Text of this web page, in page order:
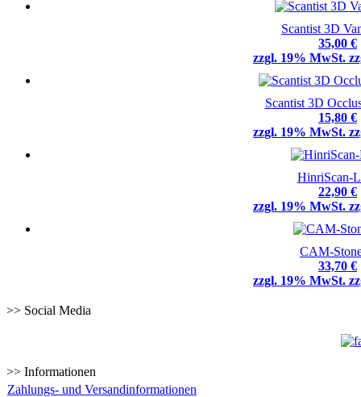
Scantist 3D
35,00 €
zzgl. 19% MwSt.
Scantist 3D
15,80 €
zzgl. 19% MwSt.
HinriScan-
22,90 €
zzgl. 19% MwSt.
CAM-
33,70 €
zzgl. 19% MwSt.
>> Social Media
>> Informationen
Zahlungs- und Versandinformationen